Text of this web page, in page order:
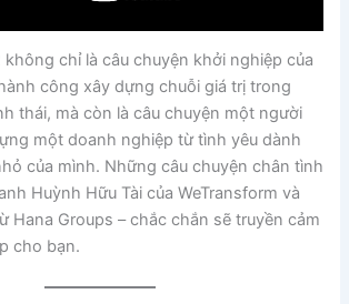
không chỉ là câu chuyện khởi nghiệp của
công xây dựng chuỗi giá trị trong
thái, mà còn là câu chuyện một người
một doanh nghiệp từ tình yêu dành
của mình. Những câu chuyện chân tình
Huỳnh Hữu Tài của WeTransform và
Hana Groups – chắc chắn sẽ truyền cảm
cho bạn.